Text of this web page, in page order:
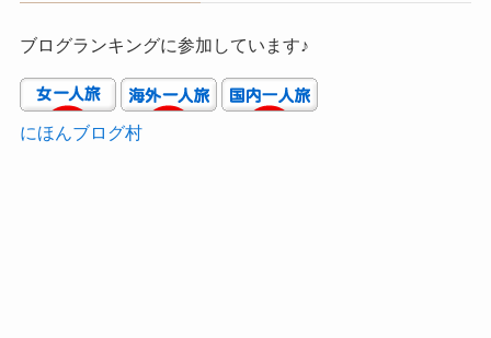
ブログランキングに参加しています♪
にほんブログ村